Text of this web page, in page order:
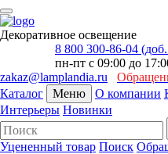
Декоративное освещение
8 800 300-86-04
пн-пт с 09:00 до
zakaz@lamplandia.ru
Каталог
Меню О компании
Интерьеры Новинки
Уцененный товар Поиск